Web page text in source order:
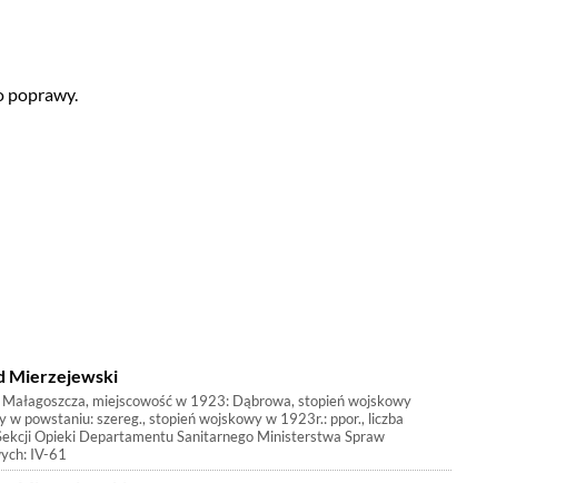
poprawy.
Mierzejewski
miejscowość w 1923: Dąbrowa, stopień wojskowy
w powstaniu: szereg., stopień wojskowy w 1923r.: ppor., liczba
Opieki Departamentu Sanitarnego Ministerstwa Spraw
IV-61